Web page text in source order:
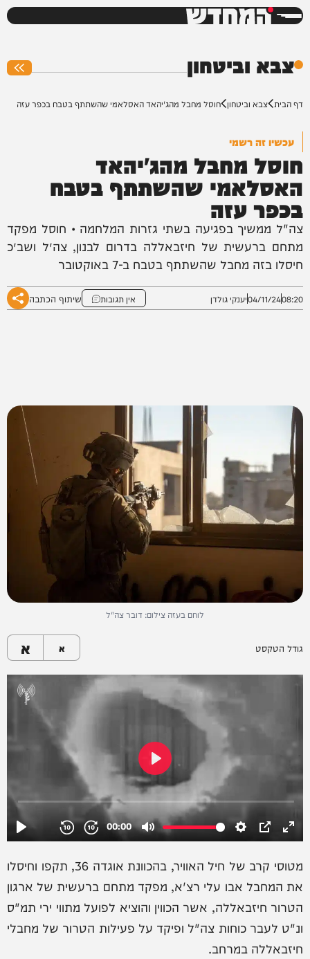
המחדש
צבא וביטחון
דף הבית צבא וביטחון חוסל מחבל מהג'יהאד האסלאמי שהשתתף בטבח בכפר עזה
עכשיו זה רשמי
חוסל מחבל מהג'יהאד
האסלאמי שהשתתף בטבח
בכפר עזה
צה"ל ממשיך בפגיעה בשתי גזרות המלחמה • חוסל מפקד
מתחם ברעשית של חיזבאללה בדרום לבנון, צה״ל ושב״כ
חיסלו בזה מחבל שהשתתף בטבח ב-7 באוקטובר
08:20
04/11/24יענקי גולדן אין תגובות שיתוף הכתבה
לוחם בעזה צילום: דובר צה"ל
גודל הטקסט א א
מטוסי קרב של חיל האוויר, בהכוונת אוגדה 36, תקפו וחיסלו
את המחבל אבו עלי רצ'א, מפקד מתחם ברעשית של ארגון
הטרור חיזבאללה, אשר הכווין והוציא לפועל מתווי ירי תמ"ס
ונ"ט לעבר כוחות צה"ל ופיקד על פעילות הטרור של מחבלי
חיזבאללה במרחב.